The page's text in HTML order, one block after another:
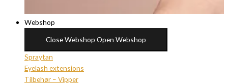
Webshop
Close Webshop Open Webshop
Spraytan
Eyelash extensions
Tilbehør – Vipper